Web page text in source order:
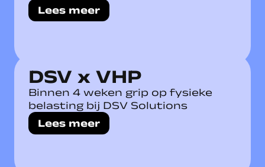
Lees meer
DSV x VHP
Binnen 4 weken grip op fysieke
belasting bij DSV Solutions
Lees meer